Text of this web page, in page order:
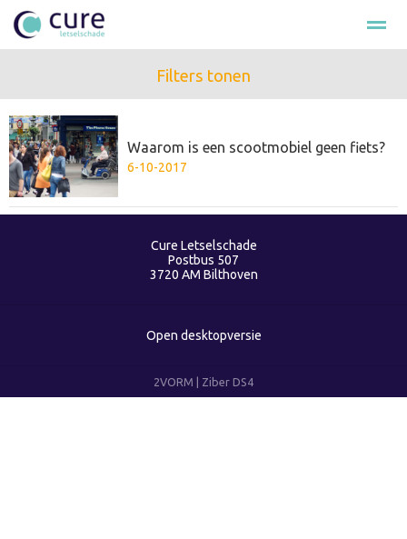
Loonschade Smartengeld
Bellen E-mail Nieuws Zoeken
Filters tonen
Waarom is een scootmobiel geen fiets?
6-10-2017
Cure Letselschade
Postbus 507
3720 AM Bilthoven
Open desktopversie
2VORM | Ziber DS4